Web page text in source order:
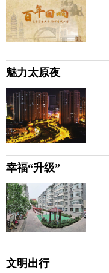
魅力太原夜
幸福“升级”
文明出行